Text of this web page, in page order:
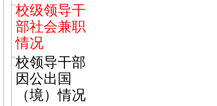
校级领导干
部社会兼职
情况
校领导干部
因公出国
（境）情况